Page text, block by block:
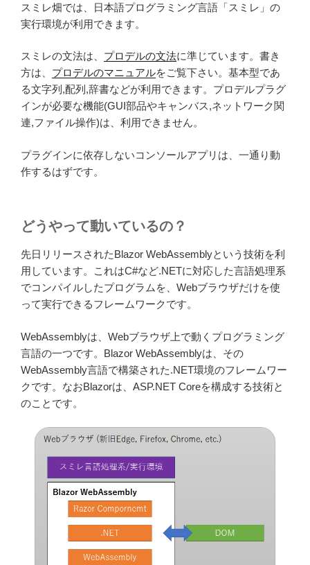
スミレ畑では、日本語プログラミング言語「スミレ」の
実行環境が利用できます。
スミレの文法は、 プロデルの文法に準じています。書き
方は、 プロデルのマニュアルをご覧下さい。基本型であ
る文字列,配列,辞書などが利用できます。プロデルプラグ
インが必要な機能(GUI部品やキャンバス,ネットワーク関
連,ファイル操作)は、利用できません。
プラグインに依存しないコンソールアプリは、一通り動
作するはずです。
どうやって動いているの？
先日リリースされたBlazor WebAssemblyという技術を利
用しています。これはC#など.NETに対応した言語処理系
でコンパイルしたプログラムを、Webブラウザだけを使
って実行できるフレームワークです。
WebAssemblyは、Webブラウザ上で動くプログラミング
言語の一つです。Blazor WebAssemblyは、その
WebAssembly言語で構築された.NET環境のフレームワー
クです。なおBlazorは、ASP.NET Coreを構成する技術と
のことです。